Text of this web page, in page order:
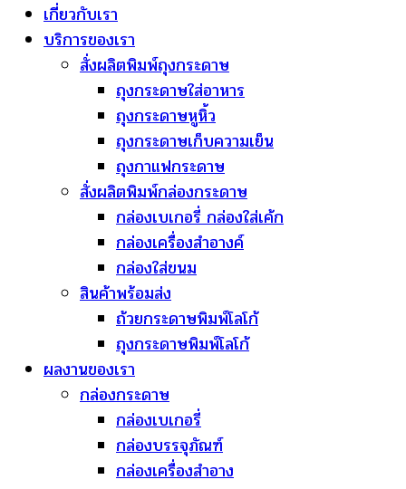
เกี่ยวกับเรา
บริการของเรา
สั่งผลิตพิมพ์ถุงกระดาษ
ถุงกระดาษใส่อาหาร
ถุงกระดาษหูหิ้ว
ถุงกระดาษเก็บความเย็น
ถุงกาแฟกระดาษ
สั่งผลิตพิมพ์กล่องกระดาษ
กล่องเบเกอรี่ กล่องใส่เค้ก
กล่องเครื่องสำอางค์
กล่องใส่ขนม
สินค้าพร้อมส่ง
ถ้วยกระดาษพิมพ์โลโก้
ถุงกระดาษพิมพ์โลโก้
ผลงานของเรา
กล่องกระดาษ
กล่องเบเกอรี่
กล่องบรรจุภัณฑ์
กล่องเครื่องสำอาง